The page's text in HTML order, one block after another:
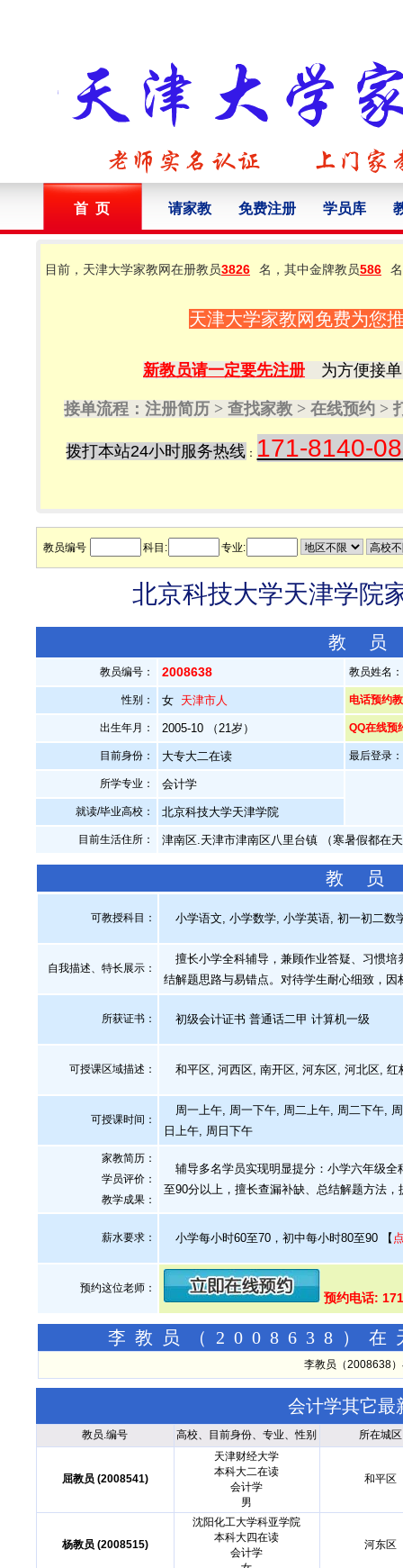
首 页 请家教 免费注册 学员库
目前，天津大学家教网在册教员3826 名，其中金牌教员586
天津大学家教网免费为您
新教员请一定要先注册 为方便接
接单流程：注册简历 > 查找家教 > 在线预约 >
拨打本站24小时服务热线 ： 171-8140-
教员编号 科目: 专业:
北京科技大学天津学院
教
教员编号： 2008638 教员姓名
性别： 女 天津市人 电话预约
出生年月： 2005-10 （21岁） QQ在线预
目前身份： 大专大二在读 最后登录
所学专业： 会计学
就读/毕业高校： 北京科技大学天津学院
目前生活住所： 津南区.天津市津南区八里台镇 （寒暑假都在
教 员
可教授科目： 小学语文, 小学数学, 小学英语, 初一初二数
自我描述、特长展示 ：
擅长小学全科辅导，兼顾作业答疑、习惯培
结解题思路与易错点。对待学生耐心细致，
所获证书 ： 初级会计证书 普通话二甲 计算机一级
可授课区域描述： 和平区, 河西区, 南开区, 河东区, 河北区, 红
可授课时间：
周一上午, 周一下午, 周二上午, 周二下午,
日上午, 周日下午
家教简历：
学员评价：
教学成果：
辅导多名学员实现明显提分：小学六年级全
至90分以上，擅长查漏补缺、总结解题方法，
薪水要求： 小学每小时60至70，初中每小时80至90 【
预约这位老师：
预约电话:
李教员（2008638）在
李教员（2008638
会计学其它最
教员.编号 高校、目前身份、专业、性别 所在城区
屈教员 (2008541)
天津财经大学
本科大二在读
会计学
男
和平区
杨教员 (2008515)
沈阳化工大学科亚学院
本科大四在读
会计学
河东区